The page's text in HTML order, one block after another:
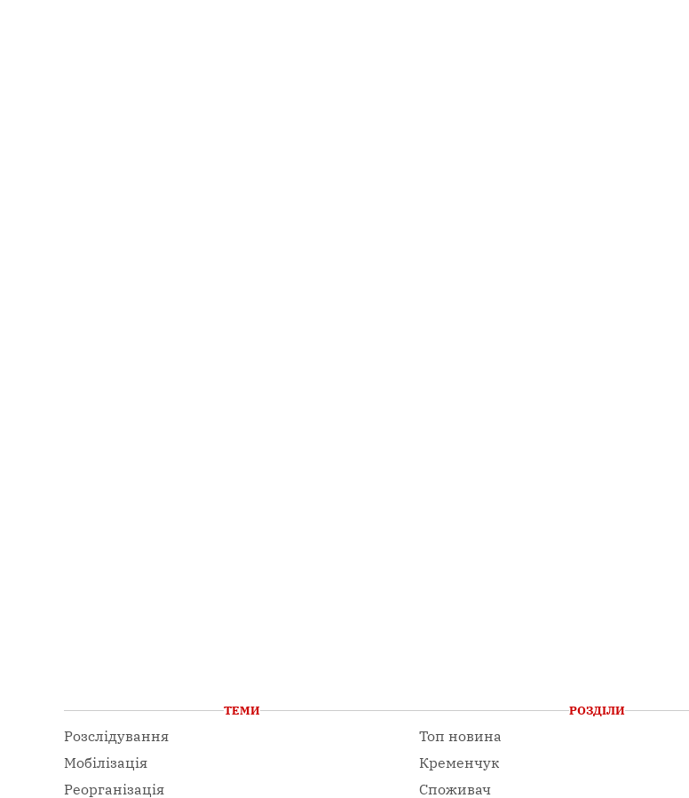
ТЕМИ
Розслідування
Мобілізація
Реорганізація
РОЗДІЛИ
Топ новина
Кременчук
Споживач